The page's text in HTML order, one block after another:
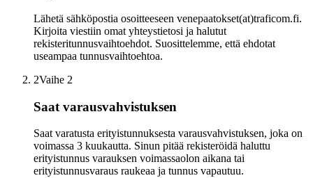
Lähetä sähköpostia osoitteeseen venepaatokset(at)traficom.fi.
Kirjoita viestiin omat yhteystietosi ja halutut
rekisteritunnusvaihtoehdot. Suosittelemme, että ehdotat
useampaa tunnusvaihtoehtoa.
2Vaihe 2
Saat varausvahvistuksen
Saat varatusta erityistunnuksesta varausvahvistuksen, joka on
voimassa 3 kuukautta. Sinun pitää rekisteröidä haluttu
erityistunnus varauksen voimassaolon aikana tai
erityistunnusvaraus raukeaa ja tunnus vapautuu.